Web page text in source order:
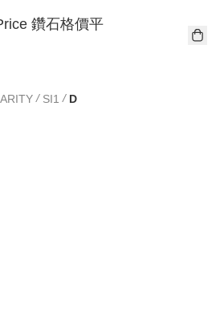
鑽石格價平
/ SI1 / D